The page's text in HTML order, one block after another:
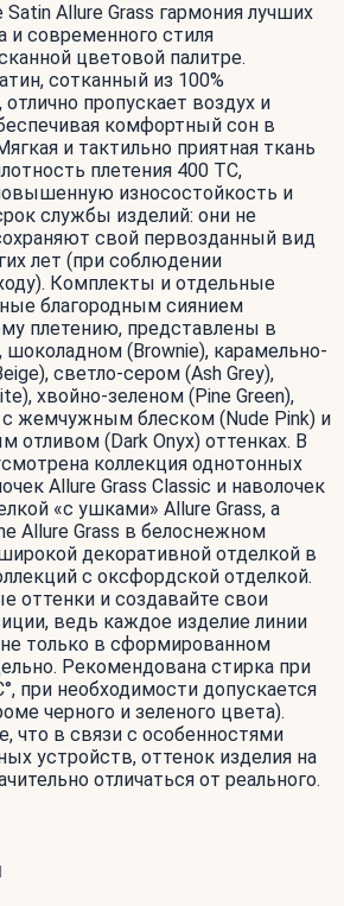
Allure Grass гармония лучших
и современного стиля
цветовой палитре.
сотканный из 100%
отлично пропускает воздух и
комфортный сон в
и тактильно приятная ткань
плетения 400 ТС,
износостойкость и
службы изделий: они не
свой первозданный вид
лет (при соблюдении
Комплекты и отдельные
благородным сиянием
плетению, представлены в
шоколадном (Brownie), карамельно-
светло-сером (Ash Grey),
хвойно-зеленом (Pine Green),
жемчужным блеском (Nude Pink) и
отливом (Dark Onyx) оттенках. В
коллекция однотонных
Allure Grass Classic и наволочек
«с ушками» Allure Grass, а
Allure Grass в белоснежном
декоративной отделкой в
с оксфордской отделкой.
оттенки и создавайте свои
ведь каждое изделие линии
только в сформированном
Рекомендована стирка при
при необходимости допускается
черного и зеленого цвета).
что в связи с особенностями
устройств, оттенок изделия на
отличаться от реального.